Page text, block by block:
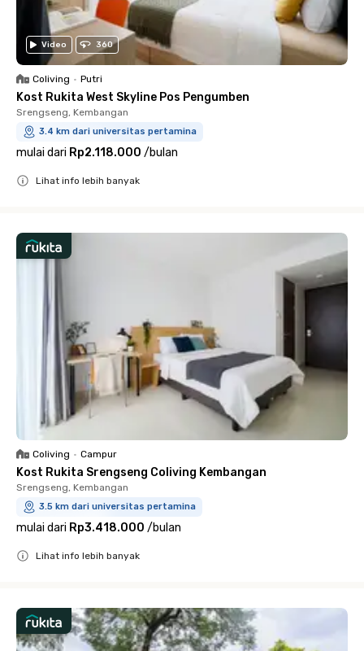
Video 360
Coliving • Putri
Kost Rukita West Skyline Pos Pengumben
Srengseng, Kembangan
3.4 km dari universitas pertamina
mulai dari Rp2.118.000 /bulan
Lihat info lebih banyak
Coliving • Campur
Kost Rukita Srengseng Coliving Kembangan
Srengseng, Kembangan
3.5 km dari universitas pertamina
mulai dari Rp3.418.000 /bulan
Lihat info lebih banyak